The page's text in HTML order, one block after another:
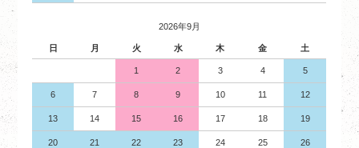
2026年9月
日 月 火 水 木 金 土
1 2 3 4 5
6 7 8 9 10 11 12
13 14 15 16 17 18 19
20 21 22 23 24 25 26